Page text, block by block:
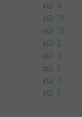
9
13
16
2
2
2
2
2